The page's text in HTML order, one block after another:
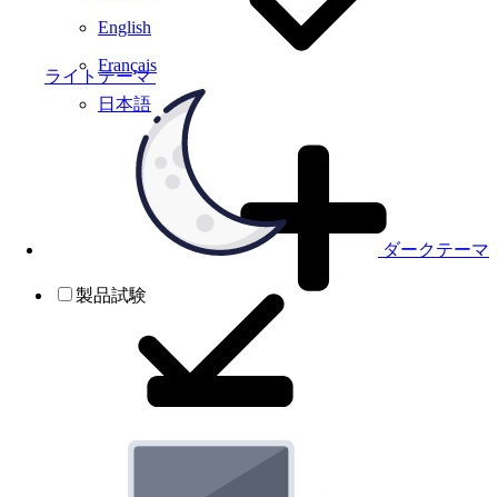
ライトテーマ
ダークテーマ
English
Français
日本語
製品試験